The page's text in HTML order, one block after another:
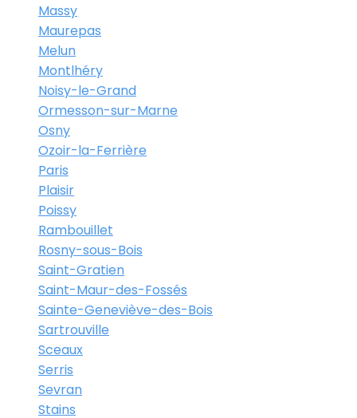
Massy
Maurepas
Melun
Montlhéry
Noisy-le-Grand
Ormesson-sur-Marne
Osny
Ozoir-la-Ferrière
Paris
Plaisir
Poissy
Rambouillet
Rosny-sous-Bois
Saint-Gratien
Saint-Maur-des-Fossés
Sainte-Geneviève-des-Bois
Sartrouville
Sceaux
Serris
Sevran
Stains